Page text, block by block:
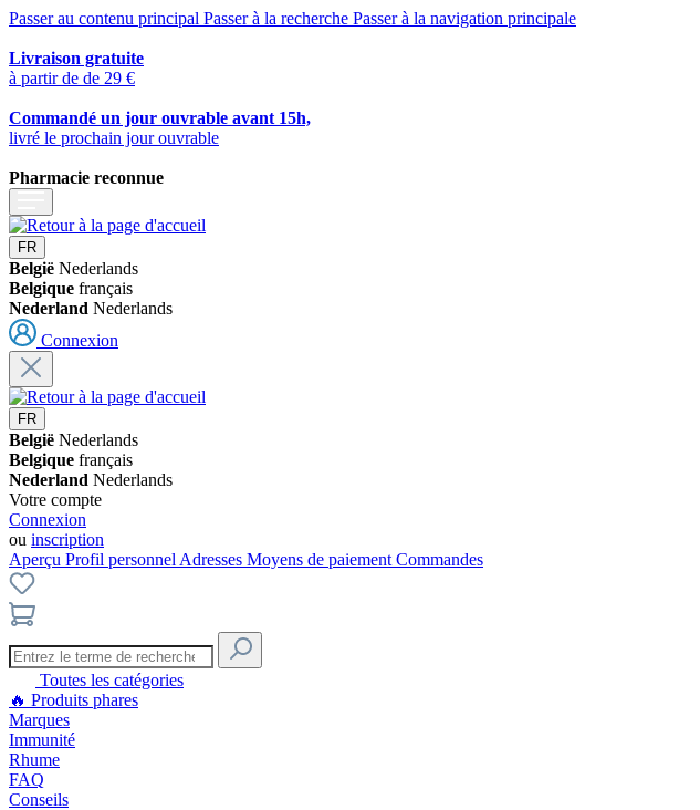
Passer au contenu principal Passer à la recherche Passer à la navigation principale
Livraison gratuite
à partir de de 29 €
Commandé un jour ouvrable avant 15h,
livré le prochain jour ouvrable
Pharmacie reconnue
FR
België Nederlands
Belgique français
Nederland Nederlands
Connexion
FR
België Nederlands
Belgique français
Nederland Nederlands
Votre compte
Connexion
ou inscription
Aperçu Profil personnel Adresses Moyens de paiement Commandes
Toutes les catégories
🔥 Produits phares
Marques
Immunité
Rhume
FAQ
Conseils